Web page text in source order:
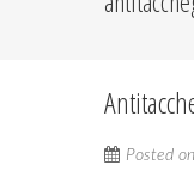
Posted on